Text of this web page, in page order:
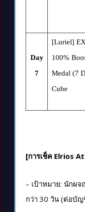
Day
7
[Luriel]
100%
Medal (7
Cube
[การเช็ค Elrios
– เป้าหมาย: นักผ
กว่า 30 วัน (ต่อบัญ